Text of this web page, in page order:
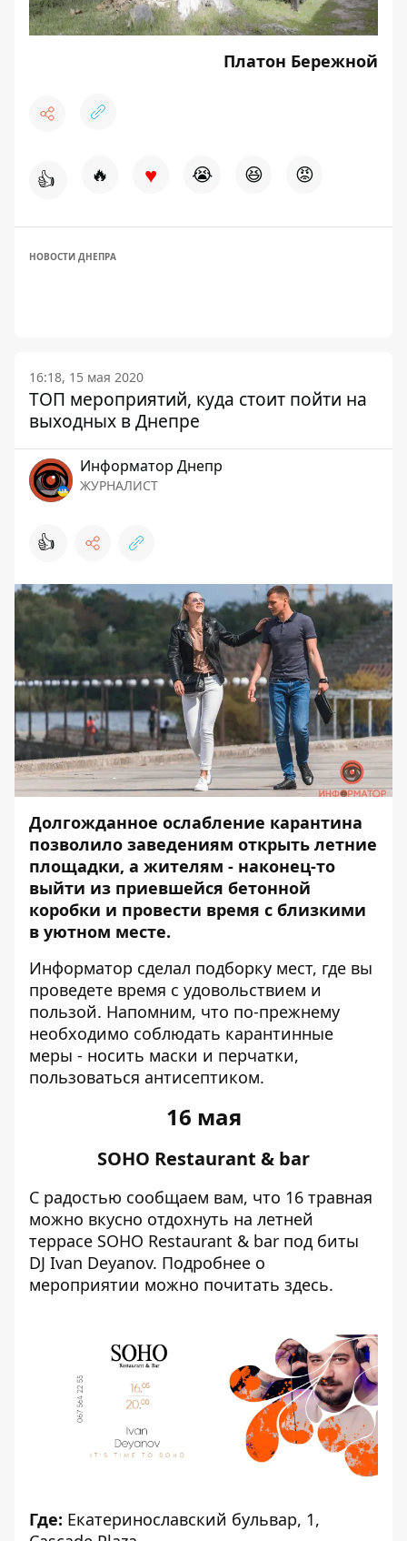
Платон Бережной
👍 🔥 ♥ 😭 😆 😡
НОВОСТИ ДНЕПРА
16:18, 15 мая 2020
ТОП мероприятий, куда стоит пойти на
выходных в Днепре
Информатор Днепр
ЖУРНАЛИСТ
👍
Долгожданное ослабление карантина
позволило заведениям открыть летние
площадки, а жителям - наконец-то
выйти из приевшейся бетонной
коробки и провести время с близкими
в уютном месте.
Информатор сделал подборку мест, где вы
проведете время с удовольствием и
пользой. Напомним, что по-прежнему
необходимо соблюдать карантинные
меры - носить маски и перчатки,
пользоваться антисептиком.
16 мая
SOHO Restaurant & bar
С радостью сообщаем вам, что 16 травная
можно вкусно отдохнуть на летней
террасе SOHO Restaurant & bar под биты
DJ Ivan Deyanov. Подробнее о
мероприятии можно почитать здесь.
Где: Екатеринославский бульвар, 1,